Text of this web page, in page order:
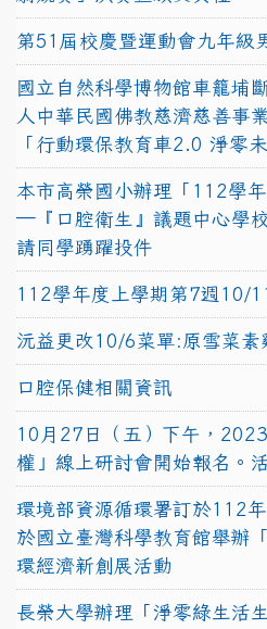
第51屆校慶暨運動會九年級
國立自然科學博物館車籠埔
人中華民國佛教慈濟慈善事
「行動環保教育車2.0 淨零
本市高榮國小辦理「112學
─『口腔衛生』議題中心學
請同學踴躍投件
112學年度上學期第7週10/
沅益更改10/6菜單:原雪菜素
口腔保健相關資訊
10月27日（五）下午，
權」線上研討會開始報名。
環境部資源循環署訂於112
於國立臺灣科學教育館舉辦
環經濟新創展活動
長榮大學辦理「淨零綠生活